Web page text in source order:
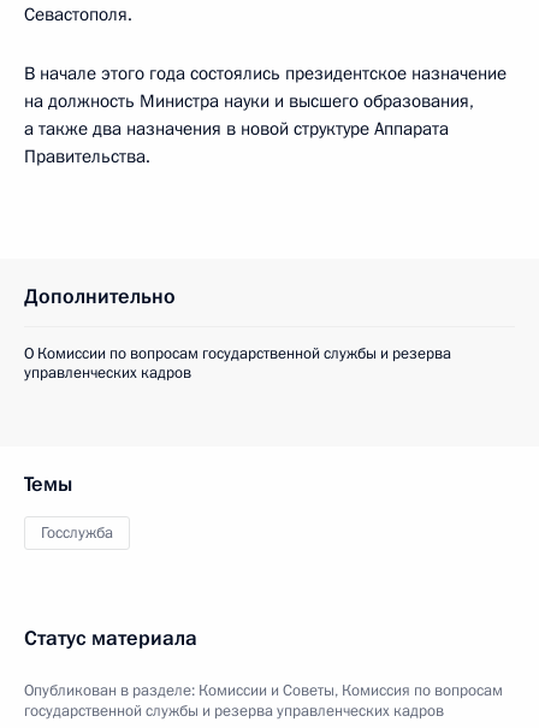
Севастополя.
В начале этого года состоялись президентское назначение
на должность Министра науки и высшего образования,
а также два назначения в новой структуре Аппарата
Правительства.
Дополнительно
О Комиссии по вопросам государственной службы и резерва
управленческих кадров
Темы
Госслужба
Статус материала
Опубликован в разделе: Комиссии и Советы, Комиссия по вопросам
государственной службы и резерва управленческих кадров